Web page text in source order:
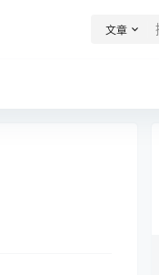
文章